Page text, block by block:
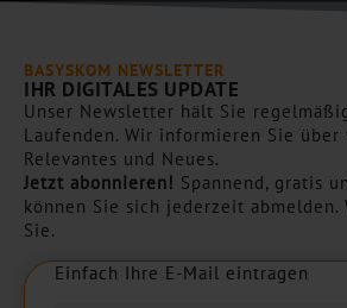
BASYSKOM NEWSLETTER
IHR DIGITALES UPDATE
Unser Newsletter hält Sie
Laufenden. Wir informieren Sie über
Relevantes und Neues.
Jetzt abonnieren! Spannend, gratis
können Sie sich jederzeit abmelden.
Sie.
Einfach Ihre E-Mail eintragen
Einfach Ihre E-Mail eintragen